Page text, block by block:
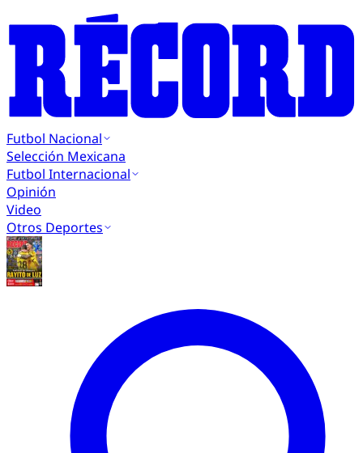
Futbol Nacional
Selección Mexicana
Futbol Internacional
Opinión
Video
Otros Deportes